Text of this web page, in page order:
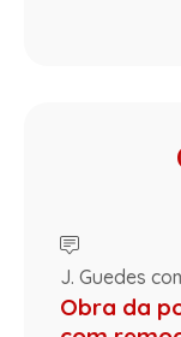
J. Guedes
Obra da